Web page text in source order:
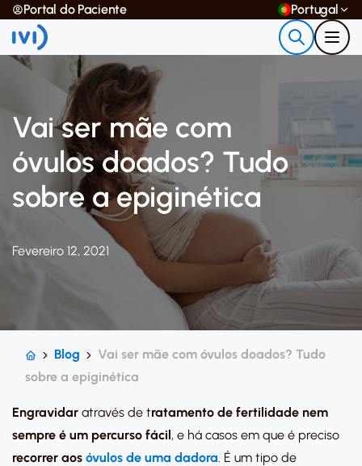
Portal do Paciente Portugal
Vai ser mãe com
óvulos doados? Tudo
sobre a epiginética
Fevereiro 12, 2021
Blog
Vai ser mãe com óvulos doados? Tudo
sobre a epiginética
Engravidar através de tratamento de fertilidade nem
sempre é um percurso fácil, e há casos em que é preciso
recorrer aos óvulos de uma dadora. É um tipo de